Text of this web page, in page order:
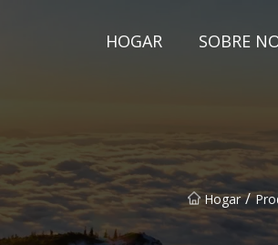
HOGAR SOBRE
Hogar /